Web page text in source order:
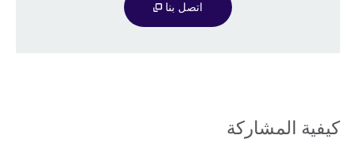
اتصل بنا
كيفية المشاركة